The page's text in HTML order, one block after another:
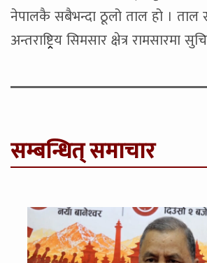
नेपालकै सबैभन्दा ठूलो ताल हो । ताल
अन्तराष्ट्र्रिय सिमसार क्षेत्र रामसारमा
सम्बन्धित् समाचार